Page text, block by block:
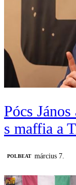
Pócs
s maffia a
‎POLBEAT március 7.